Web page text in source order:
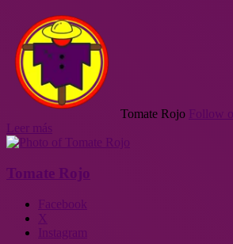
Tomate Rojo
Tomate Rojo
Facebook
X
Instagram